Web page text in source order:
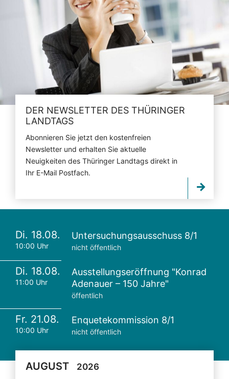
DER NEWSLETTER DES THÜRINGER
LANDTAGS
Abonnieren Sie jetzt den kostenfreien
Newsletter und erhalten Sie aktuelle
Neuigkeiten des Thüringer Landtags direkt in
Ihr E-Mail Postfach.
Di. 18.08.
10:00 Uhr
Untersuchungsausschuss 8/1
nicht öffentlich
Di. 18.08.
11:00 Uhr
Ausstellungseröffnung "Konrad
Adenauer – 150 Jahre"
öffentlich
Fr. 21.08.
10:00 Uhr
Enquetekommission 8/1
nicht öffentlich
AUGUST 2026